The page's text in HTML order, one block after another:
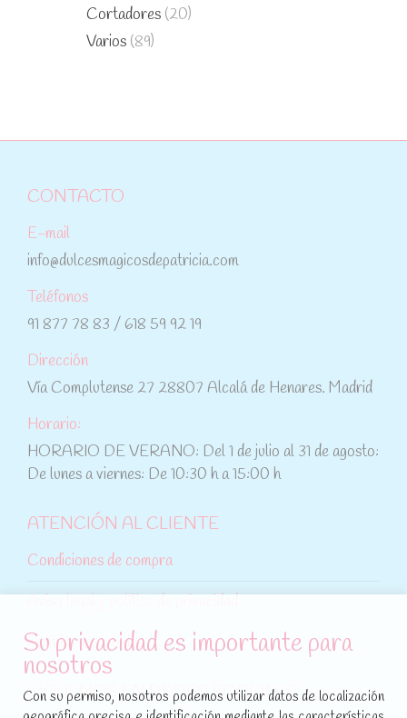
Cortadores (20)
Varios (89)
CONTACTO
E-mail
info@dulcesmagicosdepatricia.com
Teléfonos
91 877 78 83 / 618 59 92 19
Dirección
Vía Complutense 27 28807 Alcalá de Henares. Madrid
Horario:
HORARIO DE VERANO: Del 1 de julio al 31 de agosto:
De lunes a viernes: De 10:30 h a 15:00 h
ATENCIÓN AL CLIENTE
Condiciones de compra
Aviso legal y política de privacidad
Política de cookies
SÍGUENOS EN REDES SOCIALES
Su privacidad es importante para
nosotros
Con su permiso, nosotros podemos utilizar datos de localización